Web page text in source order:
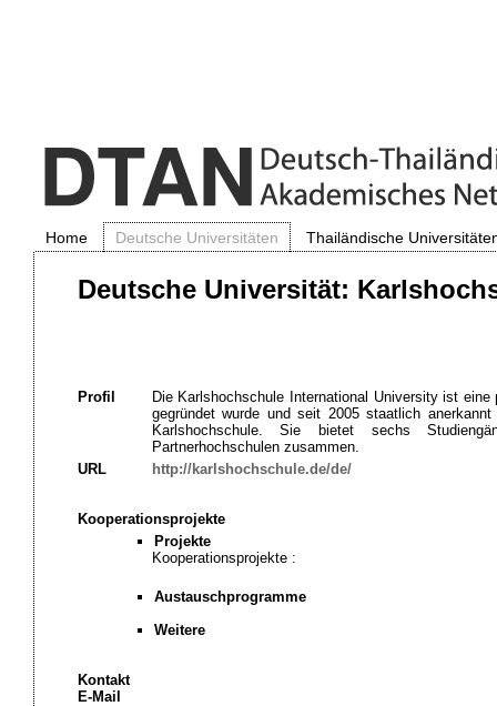
Home Deutsche Universitäten Thailändische
Deutsche Universität:
Profil
Die Karlshochschule International University ist
gegründet wurde und seit 2005 staatlich
Karlshochschule. Sie bietet sechs
Partnerhochschulen zusammen.
URL
http://karlshochschule.de/de/
Kooperationsprojekte
Projekte
Kooperationsprojekte :
Austauschprogramme
Weitere
Kontakt
E-Mail